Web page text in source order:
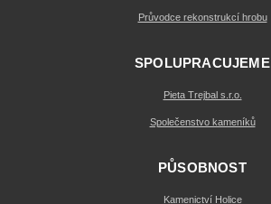
Průvodce rekonstrukcí hrobu
SPOLUPRACUJEME
Pieta Trejbal s.r.o.
Společenstvo kameníků
PŮSOBNOST
Kamenictví Holice